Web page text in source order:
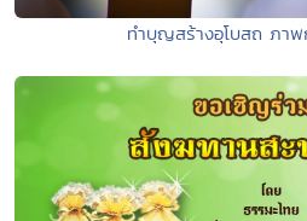
ทำบุญสร้างอุโบสถ ภาพ